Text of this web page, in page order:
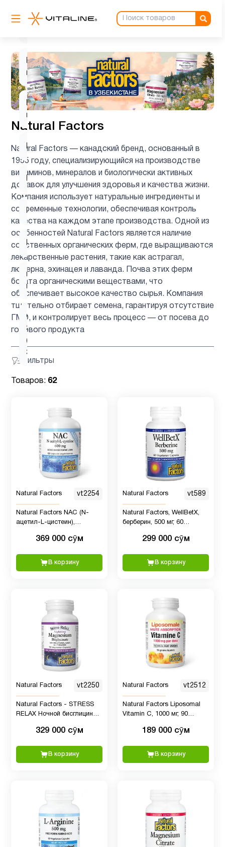
Natural Factors
Natural Factors — канадский бренд, основанный в
1955 году, специализирующийся на производстве
витаминов, минералов и биологически активных
добавок для улучшения здоровья и качества жизни.
Компания использует натуральные ингредиенты и
современные технологии, обеспечивая контроль
качества на каждом этапе производства. Одной из
особенностей Natural Factors является наличие
собственных органических ферм, где выращиваются
лекарственные растения, такие как астрагал,
люцерна, эхинацея и лаванда. Почва этих ферм
богата органическими веществами, что
обеспечивает высокое качество сырья. Компания
тщательно отбирает семена, гарантируя отсутствие
ГМО, и контролирует весь процесс — от посева до
готового продукта
Фильтры
Магний
Магний
цитрат
2
Масло
примулы
2
Мелатонин
Микроэлементы
Минералы 4
Мужчинам 13
ногти и
волосы
4
Омега
3
(omega
3)
2
Омега-3
Папайя
Пожилым 5
Препараты
с магнием
Продукты
Питание
1
Рыбий
2
Рыбий
Омега-3
Селен 1
пищеварение
Спорт
питание
натуральные
средства
Хром 1
Товаров: 62
Natural Factors vt2254
Natural Factors NAC (N-
ацетил-L-цистеин),
форме, 600 мг, 180
369 000 сӯм
В корзину
Natural Factors vt589
Natural Factors, WellBetX,
берберин, 500 мг, 60
299 000 сӯм
В корзину
Natural Factors vt2250
Natural Factors - STRESS
RELAX Ночной бисглицинат
капсул329 000 сӯм
В корзину
Natural Factors vt2512
Natural Factors Liposomal
Vitamin C, 1000 мг, 90
189 000 сӯм
В корзину